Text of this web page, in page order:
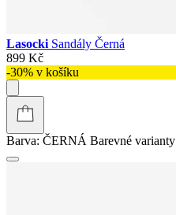
Lasocki Sandály Černá
899 Kč
-30% v košíku
Barva: ČERNÁ Barevné varianty